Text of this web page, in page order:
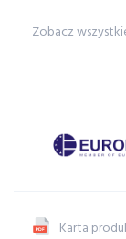
Zobacz
Karta